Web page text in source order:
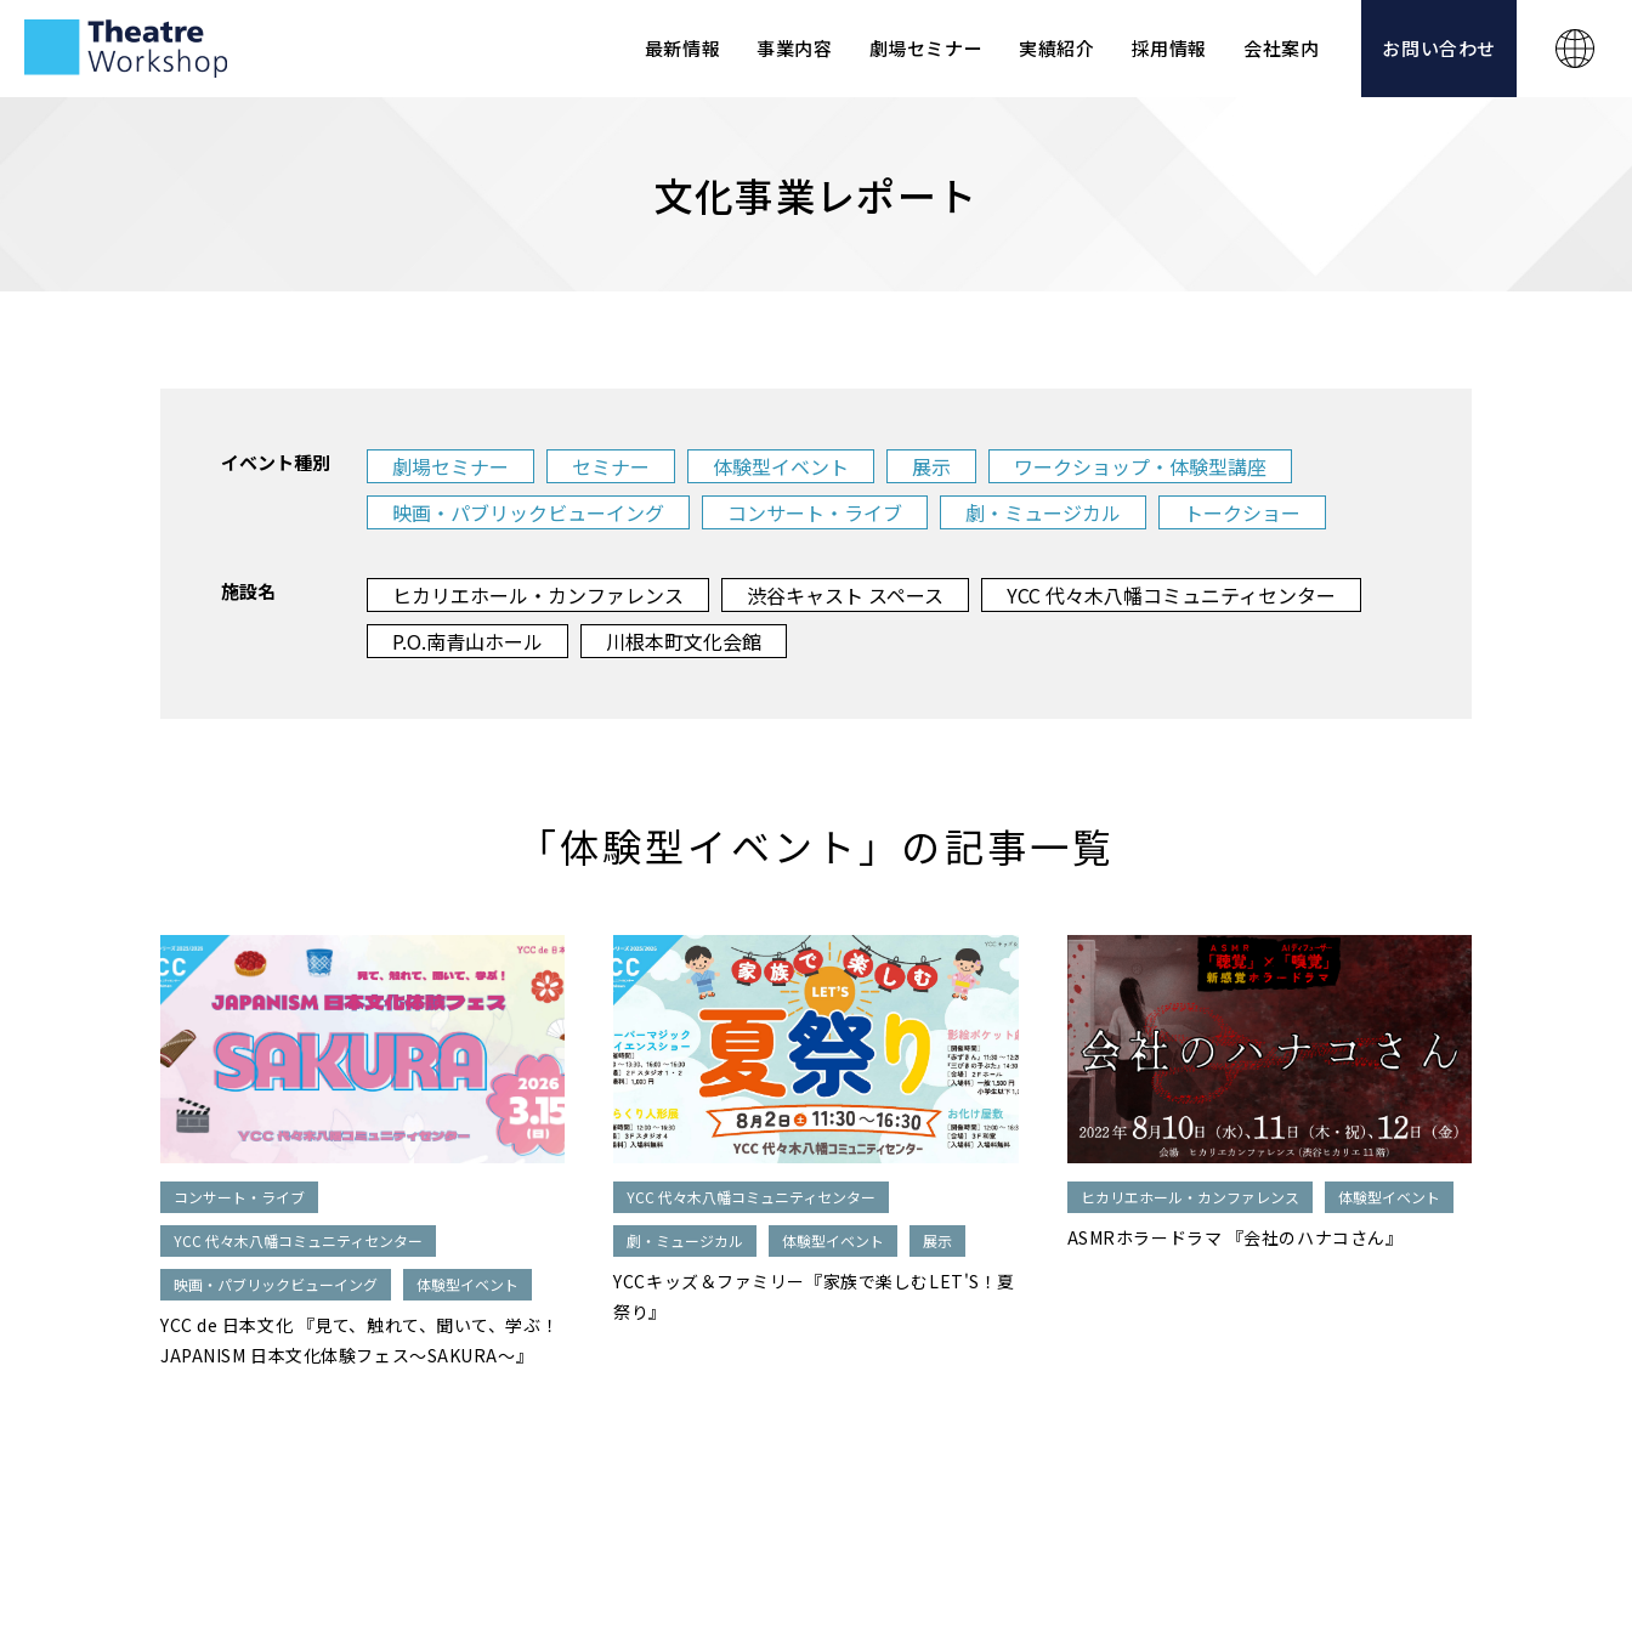
最新情報 事業内容 劇場セミナー 実績紹介 採用情報 会社案内 お問い合わせ
文化事業レポート
イベント種別 劇場セミナー セミナー 体験型イベント 展示
ワークショップ・体験型講座
映画・パブリックビューイング
コンサート・ライブ 劇・ミュージカル トークショー
施設名 ヒカリエホール・カンファレンス 渋谷キャスト スペース
YCC 代々木八幡コミュニティセンター
P.O.南青山ホール
川根本町文化会館
「体験型イベント」の記事一覧
コンサート・ライブ
YCC 代々木八幡コミュニティセンター
映画・パブリックビューイング 体験型イベント
YCC de 日本文化 『見て、触れて、聞いて、学ぶ！
JAPANISM 日本文化体験フェス～SAKURA～』
YCC 代々木八幡コミュニティセンター
劇・ミュージカル 体験型イベント 展示
YCCキッズ＆ファミリー『家族で楽しむLET'S！夏
祭り』
ヒカリエホール・カンファレンス 体験型イベント
ASMRホラードラマ 『会社のハナコさん』